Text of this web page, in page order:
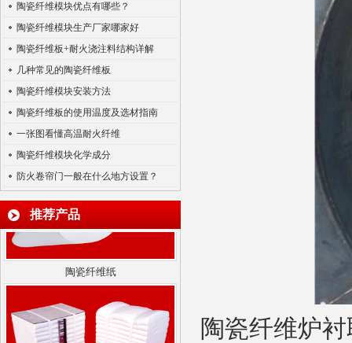
陶瓷纤维模块优点有哪些？
陶瓷纤维模块生产厂家哪家好
陶瓷纤维板+耐火浇注料结构详解
几种常见的陶瓷纤维板
陶瓷纤维模块安装方法
陶瓷纤维板的使用温度及选材指南
一张图看懂高温耐火纤维
陶瓷纤维模块化学成分
防火卷帘门一般在什么地方设置？
推荐产品
陶瓷纤维散棉
陶瓷纤维炉